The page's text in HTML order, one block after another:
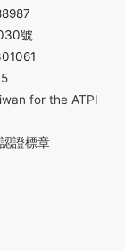
號
for the ATPI
證標章